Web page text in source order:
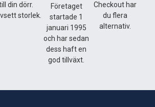
din dörr.
storlek.
Företaget
startade 1
januari 1995
och har sedan
dess haft en
god tillväxt.
Checkout har
du flera
alternativ.